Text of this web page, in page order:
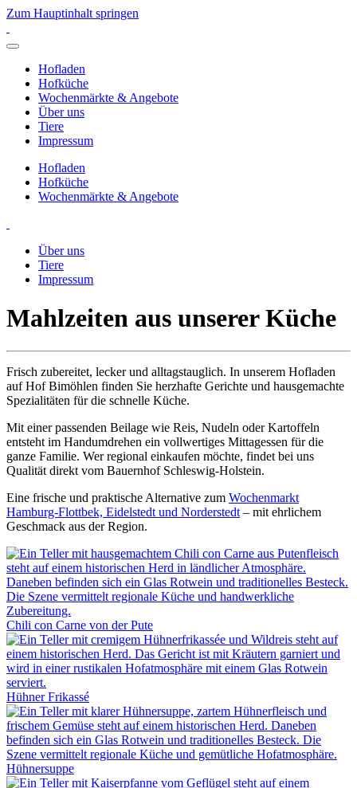
Zum Hauptinhalt springen
Hofladen
Hofküche
Wochenmärkte & Angebote
Über uns
Tiere
Impressum
Hofladen
Hofküche
Wochenmärkte & Angebote
Über uns
Tiere
Impressum
Mahlzeiten aus unserer Küche
Frisch zubereitet, lecker und alltagstauglich. In unserem Hofladen
auf Hof Bimöhlen finden Sie herzhafte Gerichte und hausgemachte
Spezialitäten für die schnelle Küche.
Mit einer passenden Beilage wie Reis, Nudeln oder Kartoffeln
entsteht im Handumdrehen ein vollwertiges Mittagessen für die
ganze Familie. Wer regional einkaufen möchte, findet bei uns
Qualität direkt vom Bauernhof Schleswig-Holstein.
Eine frische und praktische Alternative zum Wochenmarkt
Hamburg-Flottbek, Eidelstedt und Norderstedt – mit ehrlichem
Geschmack aus der Region.
Chili con Carne von der Pute
Hühner Frikassé
Hühnersuppe